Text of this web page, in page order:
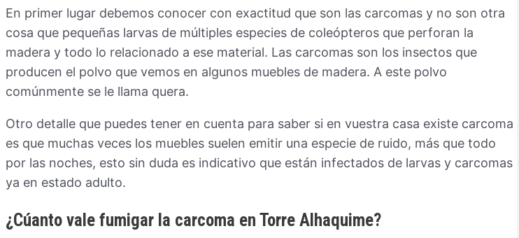
En primer lugar debemos conocer con exactitud que son las carcomas y no son otra
cosa que pequeñas larvas de múltiples especies de coleópteros que perforan la
madera y todo lo relacionado a ese material. Las carcomas son los insectos que
producen el polvo que vemos en algunos muebles de madera. A este polvo
comúnmente se le llama quera.
Otro detalle que puedes tener en cuenta para saber si en vuestra casa existe carcoma
es que muchas veces los muebles suelen emitir una especie de ruido, más que todo
por las noches, esto sin duda es indicativo que están infectados de larvas y carcomas
ya en estado adulto.
¿Cúanto vale fumigar la carcoma en Torre Alhaquime?